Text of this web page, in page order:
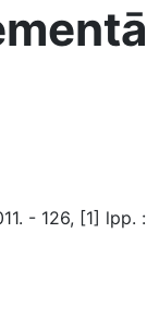
- 126, [1] lpp.